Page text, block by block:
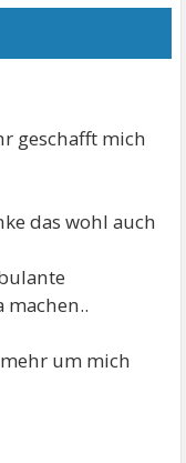
geschafft mich
das wohl auch
machen..
um mich